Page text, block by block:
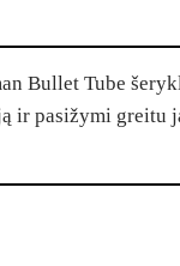
Bullet Tube
ir pasižymi greitu